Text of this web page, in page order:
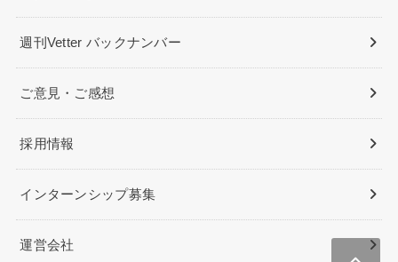
週刊Vetter バックナンバー
ご意見・ご感想
採用情報
インターンシップ募集
運営会社